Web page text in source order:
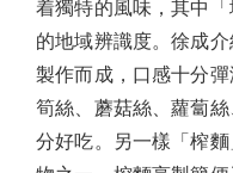
着獨特的風味，其中
的地域辨識度。徐成
製作而成，口感十分彈
筍絲、蘑菇絲、蘿蔔
分好吃。另一樣「榨